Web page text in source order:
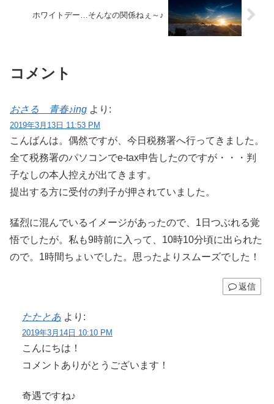
ホワイトデー…そんなの関係ねぇ～♪
コメント
おさる 青春♪ing より:
2019年3月13日 11:53 PM
こんばんは。偶然ですが、今日税務署へ行ってきました。
全て税務署のパソコンでe-tax申告したのですが・・・判
子なしの本人控えが出てきます。
提出する方に受付の判子が押されていました。
猛烈に混んでいるイメージがあったので、1日つぶれる覚
悟でしたが。私も9時前に入って、10時10分頃に出られた
ので。1時間ちょいでした。思ったよりスムーズでした！
返信
たたとあ より:
2019年3月14日 10:10 PM
こんにちは！
コメントありがとうございます！
奇遇ですね♪